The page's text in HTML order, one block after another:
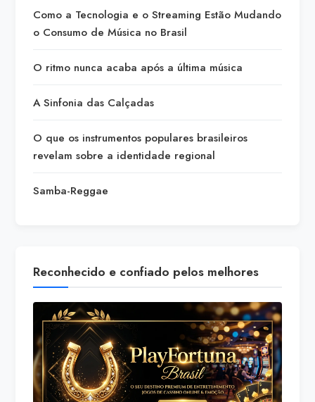
Como a Tecnologia e o Streaming Estão Mudando
o Consumo de Música no Brasil
O ritmo nunca acaba após a última música
A Sinfonia das Calçadas
O que os instrumentos populares brasileiros
revelam sobre a identidade regional
Samba-Reggae
Reconhecido e confiado pelos melhores